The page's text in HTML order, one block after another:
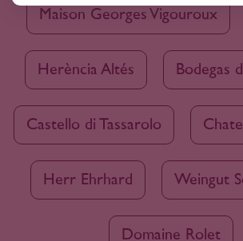
Maison Georges Vigouroux
Herència Altés Bodegas
Castello di Tassarolo
Herr Ehrhard Weingut
Domaine Rolet